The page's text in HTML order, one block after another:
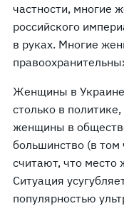
частности, многие
российского
в руках. Многие
Женщины в
столько в
женщины в
большинство (в
считают, что место
Ситуация
популярностью